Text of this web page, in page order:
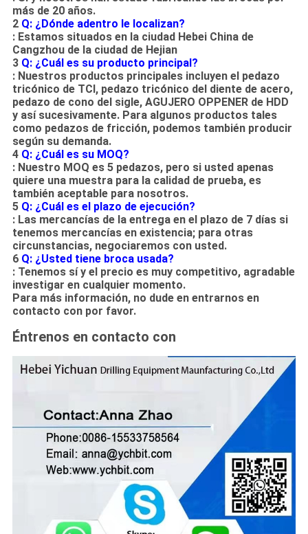
más de 20 años.
2 Q: ¿Dónde adentro le localizan?
: Estamos situados en la ciudad Hebei China de
Cangzhou de la ciudad de Hejian
3 Q: ¿Cuál es su producto principal?
: Nuestros productos principales incluyen el pedazo
tricónico de TCI, pedazo tricónico del diente de acero,
pedazo de cono del sigle, AGUJERO OPPENER de HDD
y así sucesivamente. Para algunos productos tales
como pedazos de fricción, podemos también producir
según su demanda.
4 Q: ¿Cuál es su MOQ?
: Nuestro MOQ es 5 pedazos, pero si usted apenas
quiere una muestra para la calidad de prueba, es
también aceptable para nosotros.
5 Q: ¿Cuál es el plazo de ejecución?
: Las mercancías de la entrega en el plazo de 7 días si
tenemos mercancías en existencia; para otras
circunstancias, negociaremos con usted.
6 Q: ¿Usted tiene broca usada?
: Tenemos sí y el precio es muy competitivo, agradable
investigar en cualquier momento.
Para más información, no dude en entrarnos en
contacto con por favor.
Éntrenos en contacto con